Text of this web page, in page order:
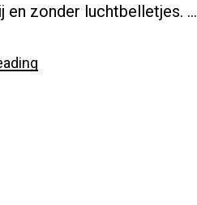
en zonder luchtbelletjes. …